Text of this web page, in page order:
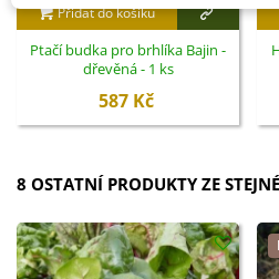
Přidat do košíku
Ptačí budka pro brhlíka Bajin -
dřevěná - 1 ks
587 Kč
8 OSTATNÍ PRODUKTY ZE